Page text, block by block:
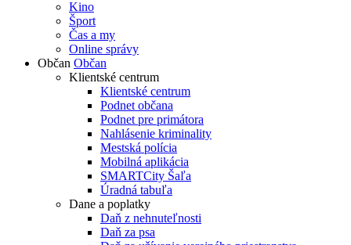
Kino
Šport
Čas a my
Online správy
Občan Občan
Klientské centrum
Klientské centrum
Podnet občana
Podnet pre primátora
Nahlásenie kriminality
Mestská polícia
Mobilná aplikácia
SMARTCity Šaľa
Úradná tabuľa
Dane a poplatky
Daň z nehnuteľnosti
Daň za psa